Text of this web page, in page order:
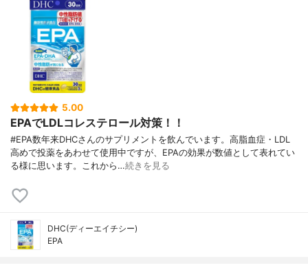
5.00
EPAでLDLコレステロール対策！！
#EPA数年来DHCさんのサプリメントを飲んでいます。高脂血症・LDL
高めで投薬をあわせて使用中ですが、EPAの効果が数値として表れてい
る様に思います。これから…続きを見る
DHC(ディーエイチシー)
EPA